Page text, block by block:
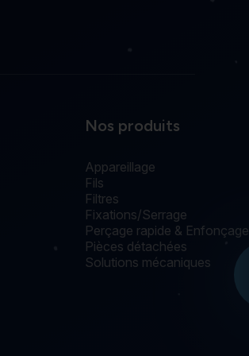
Nos produits
Appareillage
Fils
Filtres
Fixations/Serrage
Perçage rapide & Enfonçage
Pièces détachées
Solutions mécaniques